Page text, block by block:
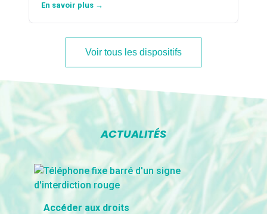
En savoir plus →
Voir tous les dispositifs
ACTUALITÉS
Accéder aux droits